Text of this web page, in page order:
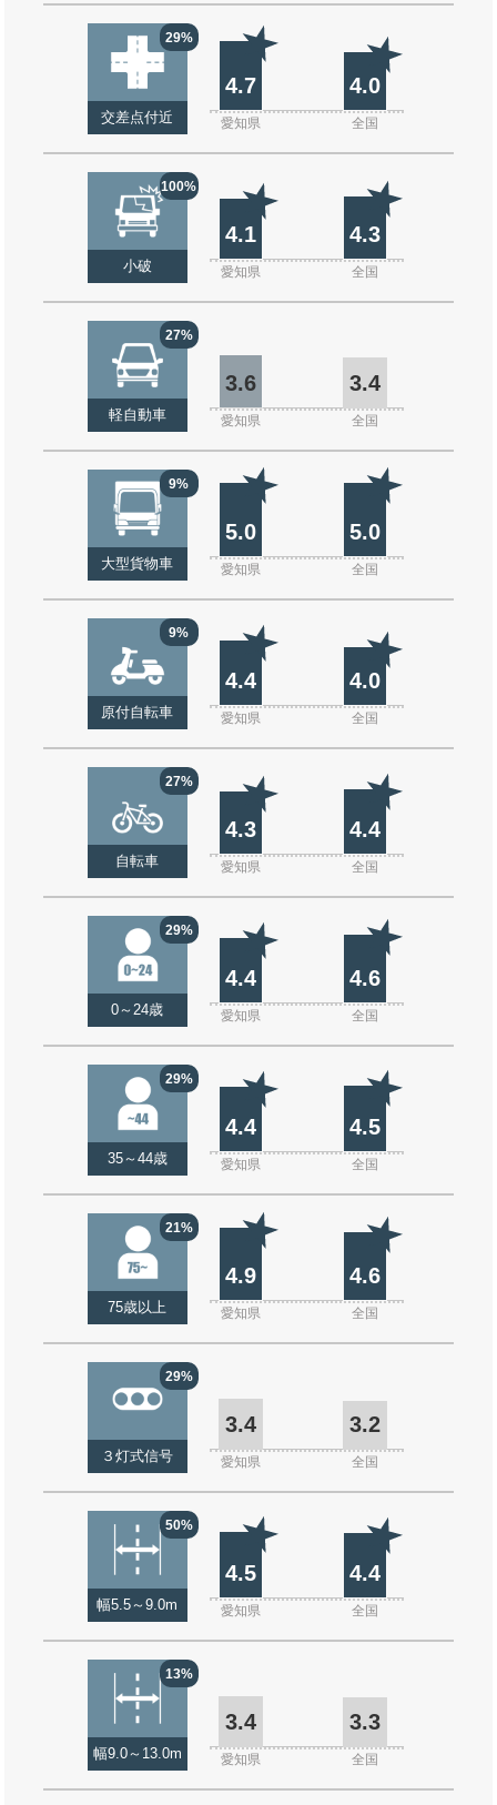
29%
交差点付近
4.7 4.0
愛知県 全国
100%
小破
4.1 4.3
愛知県 全国
27%
軽自動車
3.6 3.4
愛知県 全国
9%
大型貨物車
5.0 5.0
愛知県 全国
9%
原付自転車
4.4 4.0
愛知県 全国
27%
自転車
4.3 4.4
愛知県 全国
29%
0～24歳
4.4 4.6
愛知県 全国
29%
35～44歳
4.4 4.5
愛知県 全国
21%
75歳以上
4.9 4.6
愛知県 全国
29%
３灯式信号
3.4 3.2
愛知県 全国
50%
幅5.5～9.0m
4.5 4.4
愛知県 全国
13%
幅9.0～13.0m
3.4 3.3
愛知県 全国